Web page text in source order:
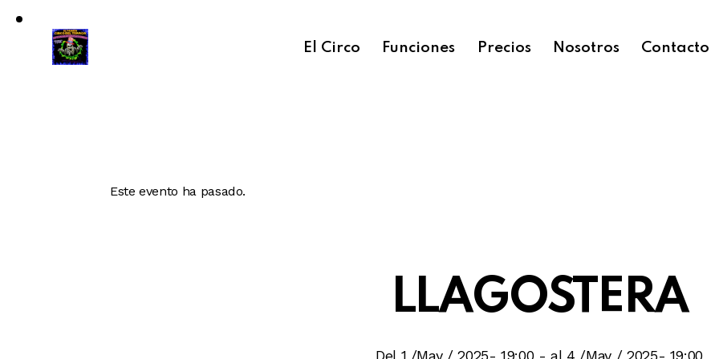
El Circo Funciones Precios Nosotros Contacto
Este evento ha pasado.
LLAGOSTERA
Del 1 /May / 2025- 19:00-al 4 /May / 2025- 19:00